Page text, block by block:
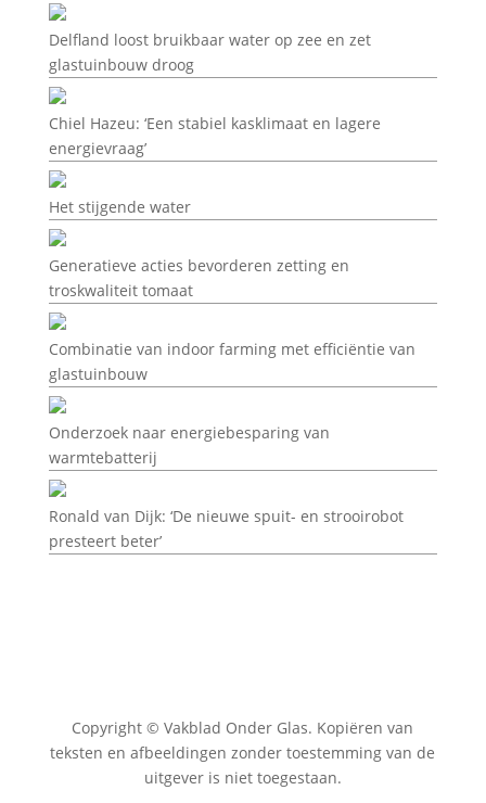
Delfland loost bruikbaar water op zee en zet
glastuinbouw droog
Chiel Hazeu: ‘Een stabiel kasklimaat en lagere
energievraag’
Het stijgende water
Generatieve acties bevorderen zetting en
troskwaliteit tomaat
Combinatie van indoor farming met efficiëntie van
glastuinbouw
Onderzoek naar energiebesparing van
warmtebatterij
Ronald van Dijk: ‘De nieuwe spuit- en strooirobot
presteert beter’
Copyright © Vakblad Onder Glas. Kopiëren van
teksten en afbeeldingen zonder toestemming van de
uitgever is niet toegestaan.